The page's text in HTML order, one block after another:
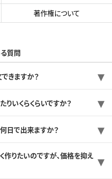
著作権について
質問
きますか？
いくらくらいですか？
日で出来ますか？
作りたいのですが、価格を抑え